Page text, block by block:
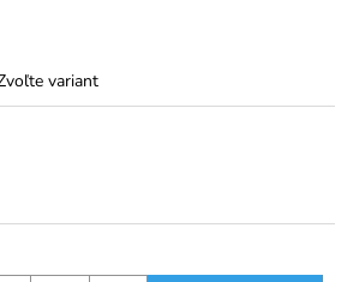
variant